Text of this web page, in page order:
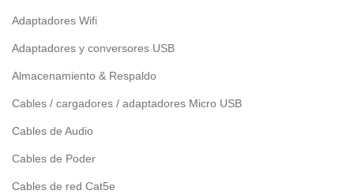
Adaptadores Wifi
Adaptadores y conversores USB
Almacenamiento & Respaldo
Cables / cargadores / adaptadores Micro USB
Cables de Audio
Cables de Poder
Cables de red Cat5e